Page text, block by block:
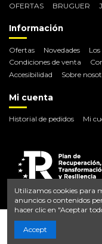
OFERTAS
BRUGUER
Información
Ofertas Novedades
Condiciones de venta
Accesibilidad
Sobre
Mi cuenta
Historial de pedidos Mi
Utilizamos cookies para
anuncios o contenidos
hacer clic en "Aceptar
Accept